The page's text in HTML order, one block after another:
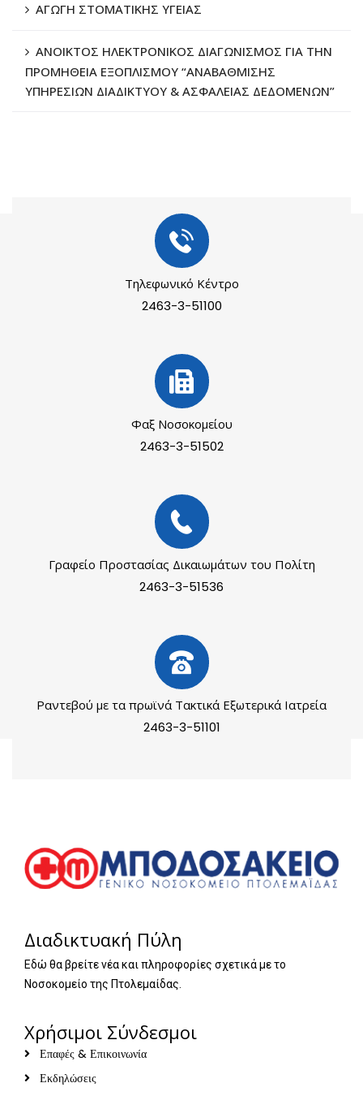
ΑΓΩΓΗ ΣΤΟΜΑΤΙΚΗΣ ΥΓΕΙΑΣ
ΑΝΟΙΚΤΟΣ ΗΛΕΚΤΡΟΝΙΚΟΣ ΔΙΑΓΩΝΙΣΜΟΣ ΓΙΑ ΤΗΝ
ΠΡΟΜΗΘΕΙΑ ΕΞΟΠΛΙΣΜΟΥ “ΑΝΑΒΑΘΜΙΣΗΣ
ΥΠΗΡΕΣΙΩΝ ΔΙΑΔΙΚΤΥΟΥ & ΑΣΦΑΛΕΙΑΣ ΔΕΔΟΜΕΝΩΝ”
Τηλεφωνικό Κέντρο
2463-3-51100
Φαξ Νοσοκομείου
2463-3-51502
Γραφείο Προστασίας Δικαιωμάτων του Πολίτη
2463-3-51536
Ραντεβού με τα πρωϊνά Τακτικά Εξωτερικά Ιατρεία
2463-3-51101
Διαδικτυακή Πύλη
Εδώ θα βρείτε νέα και πληροφορίες σχετικά με το
Νοσοκομείο της Πτολεμαίδας.
Χρήσιμοι Σύνδεσμοι
Επαφές & Επικοινωνία
Εκδηλώσεις